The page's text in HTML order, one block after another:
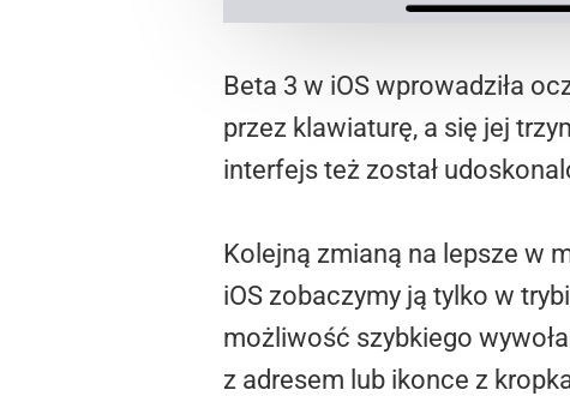
Beta 3 w iOS wprowadziła
przez klawiaturę, a się jej
interfejs też został
Kolejną zmianą na lepsze w
iOS zobaczymy ją tylko w
możliwość szybkiego
z adresem lub ikonce z